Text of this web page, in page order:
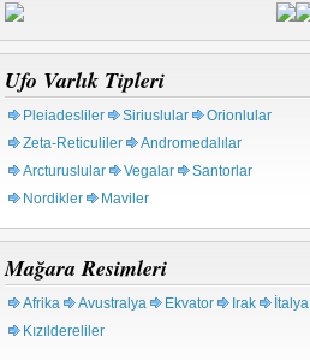
Ufo Varlık Tipleri
Pleiadesliler Siriuslular
Orionlular
Zeta-Reticuliler
Andromedalılar
Arcturuslular
Vegalar
Santorlar
Nordikler
Maviler
Mağara Resimleri
Afrika Avustralya Ekvator Irak
İtalya
Kızıldereliler